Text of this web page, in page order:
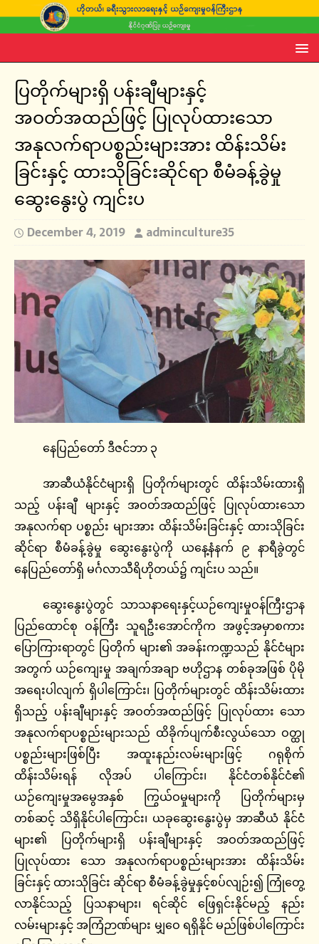
ပြတိုက်များရှိ ပန်းချီများနှင့်
အဝတ်အထည်ဖြင့် ပြုလုပ်ထားသော
အနုလက်ရာပစ္စည်းများအား ထိန်းသိမ်း
ခြင်းနှင့် ထားသိုခြင်းဆိုင်ရာ စီမံခန့်ခွဲမှု
ဆွေးနွေးပွဲ ကျင်းပ
December 4, 2019 adminculture35
နေပြည်​တော် ဒီဇင်ဘာ ၃
အာဆီယံနိုင်ငံများရှိ ပြတိုက်များတွင် ထိန်းသိမ်းထားရှိ
သည့် ပန်းချီ များနှင့် အဝတ်အထည်ဖြင့် ပြုလုပ်ထားသော
အနုလက်ရာ ပစ္စည်း များအား ထိန်းသိမ်းခြင်းနှင့် ထားသိုခြင်း
ဆိုင်ရာ စီမံခန့်ခွဲမှု ဆွေးနွေးပွဲကို ယနေ့နံနက် ၉ နာရီခွဲတွင်
နေပြည်တော်ရှိ မင်္ဂလာသီရိဟိုတယ်၌ ကျင်းပ သည်။
ဆွေးနွေးပွဲတွင် သာသနာရေးနှင့်ယဉ်ကျေးမှုဝန်ကြီးဌာန
ပြည်ထောင်စု ဝန်ကြီး သူရဦးအောင်ကိုက အဖွင့်အမှာစကား
ပြောကြားရာတွင် ပြတိုက် များ၏ အခန်းကဏ္ဍသည် နိုင်ငံများ
အတွက် ယဉ်ကျေးမှု အချက်အချာ ဗဟိုဌာန တစ်ခုအဖြစ် ပိုမို
အရေးပါလျက် ရှိပါကြောင်း၊ ပြတိုက်များတွင် ထိန်းသိမ်းထား
ရှိသည့် ပန်းချီများနှင့် အဝတ်အထည်ဖြင့် ပြုလုပ်ထား သော
အနုလက်ရာပစ္စည်းများသည် ထိခိုက်ပျက်စီးလွယ်သော ဝတ္ထု
ပစ္စည်းများဖြစ်ပြီး အထူးနည်းလမ်းများဖြင့် ဂရုစိုက်
ထိန်းသိမ်းရန် လိုအပ် ပါကြောင်း၊ နိုင်ငံတစ်နိုင်ငံ၏
ယဉ်ကျေးမှုအမွေအနှစ် ကြွယ်ဝမှုများကို ပြတိုက်များမှ
တစ်ဆင့် သိရှိနိုင်ပါကြောင်း၊ ယခုဆွေးနွေးပွဲမှ အာဆီယံ နိုင်ငံ
များ၏ ပြတိုက်များရှိ ပန်းချီများနှင့် အဝတ်အထည်ဖြင့်
ပြုလုပ်ထား သော အနုလက်ရာပစ္စည်းများအား ထိန်းသိမ်း
ခြင်းနှင့် ထားသိုခြင်း ဆိုင်ရာ စီမံခန့်ခွဲမှုနှင့်စပ်လျဉ်း၍ ကြုံတွေ့
လာနိုင်သည့် ပြသနာများ၊ ရင်ဆိုင် ဖြေရှင်းနိုင်မည့် နည်း
လမ်းများနှင့် အကြံဉာဏ်များ မျှဝေ ရရှိနိုင် မည်ဖြစ်ပါကြောင်း